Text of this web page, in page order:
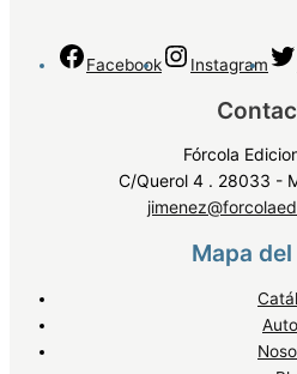
Facebook Instagram
Fórcola
C/Querol 4 . 28033 -
Mapa